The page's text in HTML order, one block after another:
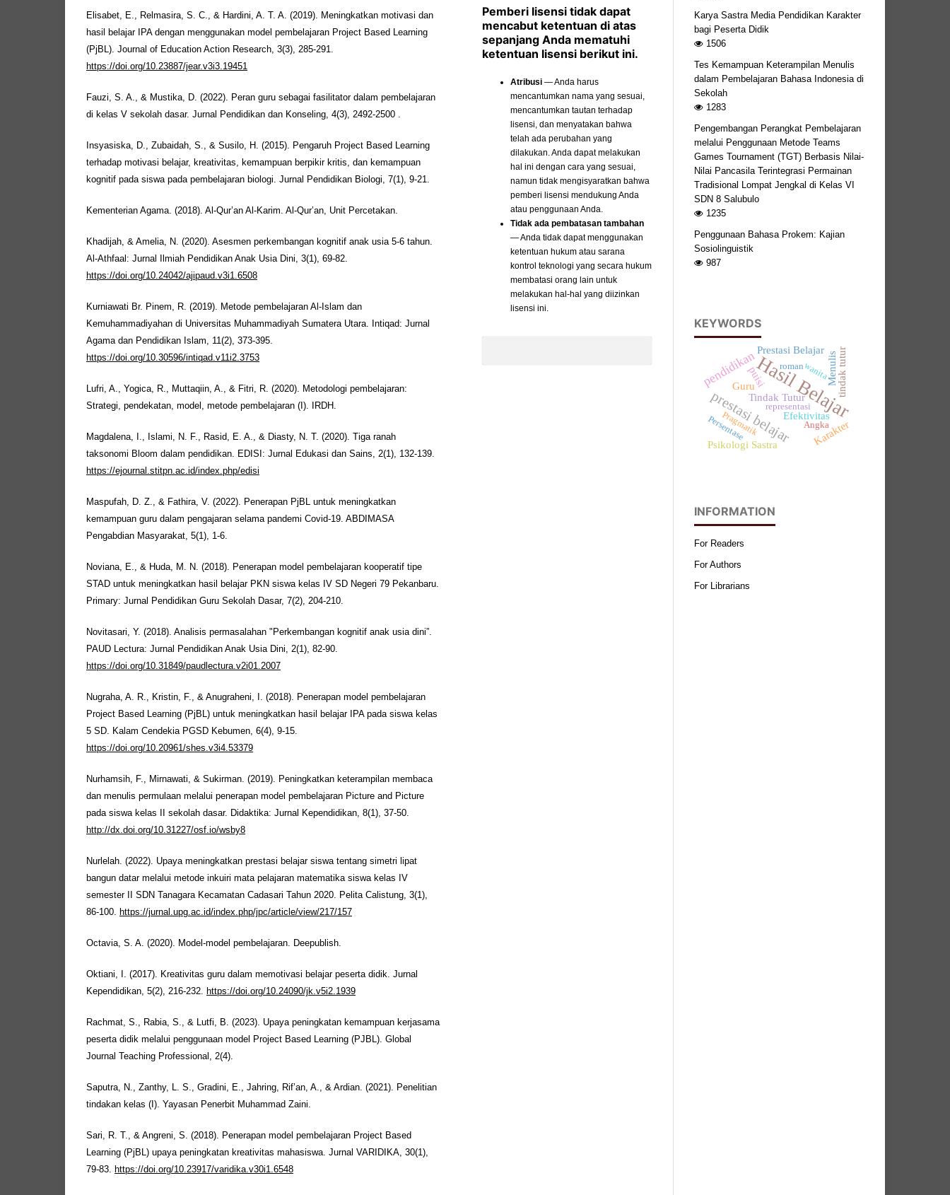
Elisabet, E., Relmasira, S. C., & Hardini, A. T. A. (2019). Meningkatkan motivasi dan
hasil belajar IPA dengan menggunakan model pembelajaran Project Based Learning
(PjBL). Journal of Education Action Research, 3(3), 285-291.
https://doi.org/10.23887/jear.v3i3.19451
Fauzi, S. A., & Mustika, D. (2022). Peran guru sebagai fasilitator dalam pembelajaran
di kelas V sekolah dasar. Jurnal Pendidikan dan Konseling, 4(3), 2492-2500 .
Insyasiska, D., Zubaidah, S., & Susilo, H. (2015). Pengaruh Project Based Learning
terhadap motivasi belajar, kreativitas, kemampuan berpikir kritis, dan kemampuan
kognitif pada siswa pada pembelajaran biologi. Jurnal Pendidikan Biologi, 7(1), 9-21.
Kementerian Agama. (2018). Al-Qur’an Al-Karim. Al-Qur’an, Unit Percetakan.
Khadijah, & Amelia, N. (2020). Asesmen perkembangan kognitif anak usia 5-6 tahun.
Al-Athfaal: Jurnal Ilmiah Pendidikan Anak Usia Dini, 3(1), 69-82.
https://doi.org/10.24042/ajipaud.v3i1.6508
Kurniawati Br. Pinem, R. (2019). Metode pembelajaran Al-Islam dan
Kemuhammadiyahan di Universitas Muhammadiyah Sumatera Utara. Intiqad: Jurnal
Agama dan Pendidikan Islam, 11(2), 373-395.
https://doi.org/10.30596/intiqad.v11i2.3753
Lufri, A., Yogica, R., Muttaqiin, A., & Fitri, R. (2020). Metodologi pembelajaran:
Strategi, pendekatan, model, metode pembelajaran (I). IRDH.
Magdalena, I., Islami, N. F., Rasid, E. A., & Diasty, N. T. (2020). Tiga ranah
taksonomi Bloom dalam pendidikan. EDISI: Jurnal Edukasi dan Sains, 2(1), 132-139.
https://ejournal.stitpn.ac.id/index.php/edisi
Maspufah, D. Z., & Fathira, V. (2022). Penerapan PjBL untuk meningkatkan
kemampuan guru dalam pengajaran selama pandemi Covid-19. ABDIMASA
Pengabdian Masyarakat, 5(1), 1-6.
Noviana, E., & Huda, M. N. (2018). Penerapan model pembelajaran kooperatif tipe
STAD untuk meningkatkan hasil belajar PKN siswa kelas IV SD Negeri 79 Pekanbaru.
Primary: Jurnal Pendidikan Guru Sekolah Dasar, 7(2), 204-210.
Novitasari, Y. (2018). Analisis permasalahan "Perkembangan kognitif anak usia dini”.
PAUD Lectura: Jurnal Pendidikan Anak Usia Dini, 2(1), 82-90.
https://doi.org/10.31849/paudlectura.v2i01.2007
Nugraha, A. R., Kristin, F., & Anugraheni, I. (2018). Penerapan model pembelajaran
Project Based Learning (PjBL) untuk meningkatkan hasil belajar IPA pada siswa kelas
5 SD. Kalam Cendekia PGSD Kebumen, 6(4), 9-15.
https://doi.org/10.20961/shes.v3i4.53379
Nurhamsih, F., Mirnawati, & Sukirman. (2019). Peningkatkan keterampilan membaca
dan menulis permulaan melalui penerapan model pembelajaran Picture and Picture
pada siswa kelas II sekolah dasar. Didaktika: Jurnal Kependidikan, 8(1), 37-50.
http://dx.doi.org/10.31227/osf.io/wsby8
Nurlelah. (2022). Upaya meningkatkan prestasi belajar siswa tentang simetri lipat
bangun datar melalui metode inkuiri mata pelajaran matematika siswa kelas IV
semester II SDN Tanagara Kecamatan Cadasari Tahun 2020. Pelita Calistung, 3(1),
86-100. https://jurnal.upg.ac.id/index.php/jpc/article/view/217/157
Octavia, S. A. (2020). Model-model pembelajaran. Deepublish.
Oktiani, I. (2017). Kreativitas guru dalam memotivasi belajar peserta didik. Jurnal
Kependidikan, 5(2), 216-232. https://doi.org/10.24090/jk.v5i2.1939
Rachmat, S., Rabia, S., & Lutfi, B. (2023). Upaya peningkatan kemampuan kerjasama
peserta didik melalui penggunaan model Project Based Learning (PJBL). Global
Journal Teaching Professional, 2(4).
Saputra, N., Zanthy, L. S., Gradini, E., Jahring, Rif’an, A., & Ardian. (2021). Penelitian
tindakan kelas (I). Yayasan Penerbit Muhammad Zaini.
Sari, R. T., & Angreni, S. (2018). Penerapan model pembelajaran Project Based
Learning (PjBL) upaya peningkatan kreativitas mahasiswa. Jurnal VARIDIKA, 30(1),
79-83. https://doi.org/10.23917/varidika.v30i1.6548
Pemberi lisensi tidak dapat
mencabut ketentuan di atas
sepanjang Anda mematuhi
ketentuan lisensi berikut ini.
Atribusi — Anda harus
mencantumkan nama yang sesuai,
mencantumkan tautan terhadap
lisensi, dan menyatakan bahwa
telah ada perubahan yang
dilakukan. Anda dapat melakukan
hal ini dengan cara yang sesuai,
namun tidak mengisyaratkan bahwa
pemberi lisensi mendukung Anda
atau penggunaan Anda.
Tidak ada pembatasan tambahan
— Anda tidak dapat menggunakan
ketentuan hukum atau sarana
kontrol teknologi yang secara hukum
membatasi orang lain untuk
melakukan hal-hal yang diizinkan
lisensi ini.
Karya Sastra Media Pendidikan Karakter
bagi Peserta Didik
1506
Tes Kemampuan Keterampilan Menulis
dalam Pembelajaran Bahasa Indonesia di
Sekolah
1283
Pengembangan Perangkat Pembelajaran
melalui Penggunaan Metode Teams
Games Tournament (TGT) Berbasis Nilai-
Nilai Pancasila Terintegrasi Permainan
Tradisional Lompat Jengkal di Kelas VI
SDN 8 Salubulo
1235
Penggunaan Bahasa Prokem: Kajian
Sosiolinguistik
987
KEYWORDS
Hasil Belajar
prestasi belajar
pendidikan
Tindak Tutur
Prestasi Belajar tindak tutur
Karakter
puisi
Efektivitas
Psikologi Sastra
Guru Menulis
roman
Angka
Pragmatik
Persentase
wanita
representasi
INFORMATION
For Readers
For Authors
For Librarians